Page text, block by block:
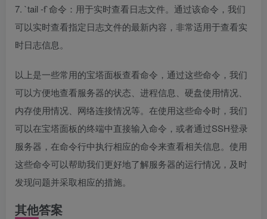
7. `tail -f`命令：用于实时查看日志文件。通过该命令，我们
可以实时查看指定日志文件的最新内容，非常适用于查看实
时日志信息。
以上是一些常用的宝塔面板查看命令，通过这些命令，我们
可以方便地查看服务器的状态、进程信息、硬盘使用情况、
内存使用情况、网络连接情况等。在使用这些命令时，我们
可以在宝塔面板的终端中直接输入命令，或者通过SSH登录
服务器，在命令行中执行相应的命令来查看相关信息。使用
这些命令可以帮助我们更好地了解服务器的运行情况，及时
发现问题并采取相应的措施。
其他答案